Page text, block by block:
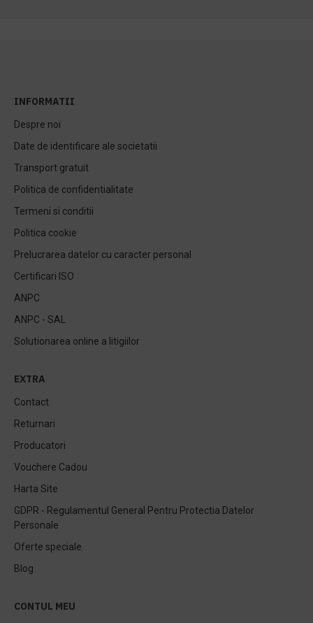
INFORMATII
Despre noi
Date de identificare ale societatii
Transport gratuit
Politica de confidentialitate
Termeni si conditii
Politica cookie
Prelucrarea datelor cu caracter personal
Certificari ISO
ANPC
ANPC - SAL
Solutionarea online a litigiilor
EXTRA
Contact
Returnari
Producatori
Vouchere Cadou
Harta Site
GDPR - Regulamentul General Pentru Protectia Datelor
Personale
Oferte speciale
Blog
CONTUL MEU